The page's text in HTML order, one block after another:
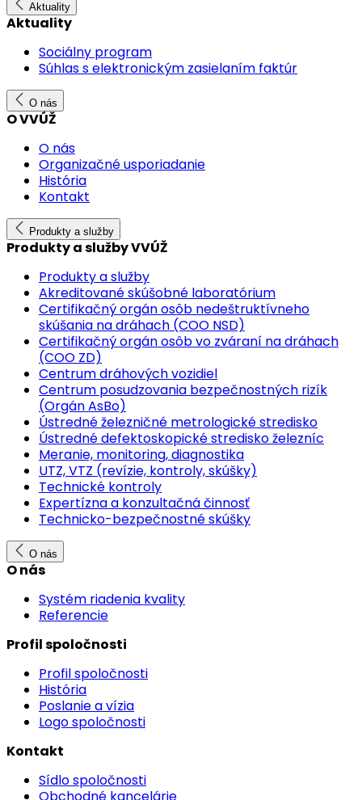
Aktuality
Aktuality
Sociálny program
Súhlas s elektronickým zasielaním faktúr
O nás
O VVÚŽ
O nás
Organizačné usporiadanie
História
Kontakt
Produkty a služby
Produkty a služby VVÚŽ
Produkty a služby
Akreditované skúšobné laboratórium
Certifikačný orgán osôb nedeštruktívneho
skúšania na dráhach (COO NSD)
Certifikačný orgán osôb vo zváraní na dráhach
(COO ZD)
Centrum dráhových vozidiel
Centrum posudzovania bezpečnostných rizík
(Orgán AsBo)
Ústredné železničné metrologické stredisko
Ústredné defektoskopické stredisko železníc
Meranie, monitoring, diagnostika
UTZ, VTZ (revízie, kontroly, skúšky)
Technické kontroly
Expertízna a konzultačná činnosť
Technicko-bezpečnostné skúšky
O nás
O nás
Systém riadenia kvality
Referencie
Profil spoločnosti
Profil spoločnosti
História
Poslanie a vízia
Logo spoločnosti
Kontakt
Sídlo spoločnosti